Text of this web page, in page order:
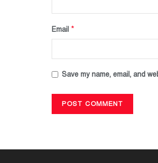
Email *
Save my name, email, and